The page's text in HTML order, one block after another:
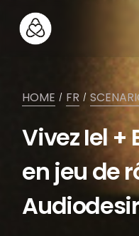
HOME / FR /
Vivez Iel +
en jeu de